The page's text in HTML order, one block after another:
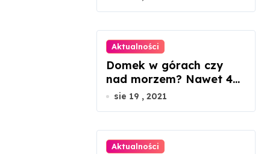
Aktualności
Domek w górach czy
nad morzem? Nawet 45
proc. wzrosty cen
sie 19 , 2021
Aktualności